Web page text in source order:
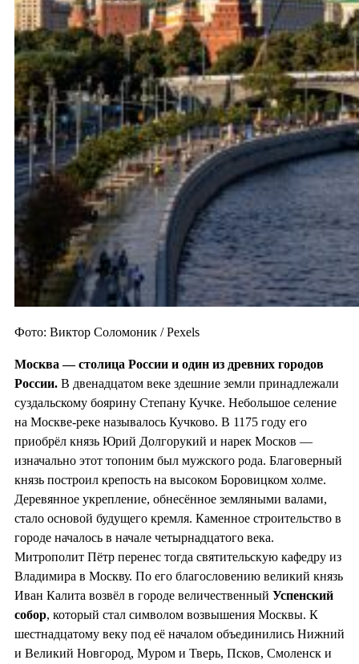
Фото: Виктор Соломоник / Pexels
Москва — столица России и один из древних городов
России. В двенадцатом веке здешние земли принадлежали
суздальскому боярину Степану Кучке. Небольшое селение
на Москве-реке называлось Кучково. В 1175 году его
приобрёл князь Юрий Долгорукий и нарек Москов —
изначально этот топоним был мужского рода. Благоверный
князь построил крепость на высоком Боровицком холме.
Деревянное укрепление, обнесённое земляными валами,
стало основой будущего кремля. Каменное строительство в
городе началось в начале четырнадцатого века.
Митрополит Пётр перенес тогда святительскую кафедру из
Владимира в Москву. По его благословению великий князь
Иван Калита возвёл в городе величественный Успенский
собор, который стал символом возвышения Москвы. К
шестнадцатому веку под её началом объединились Нижний
и Великий Новгород, Муром и Тверь, Псков, Смоленск и